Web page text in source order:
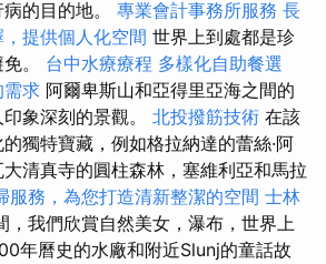
的目的地。 專業會計事務所服務 長
提供個人化空間 世界上到處都是珍
。 台中水療療程 多樣化自助餐選
需求 阿爾卑斯山和亞得里亞海之間的
象深刻的景觀。 北投撥筋技術 在該
獨特寶藏，例如格拉納達的蕾絲·阿
清真寺的圓柱森林，塞維利亞和馬拉
服務，為您打造清新整潔的空間 士林
，我們欣賞自然美女，瀑布，世界上
年曆史的水廠和附近Slunj的童話故